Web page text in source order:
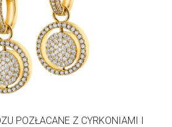
POZŁACANE Z CYRKONIAMI I